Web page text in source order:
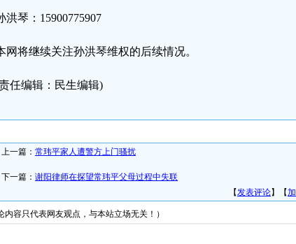
洪琴：15900775907
网将继续关注孙洪琴维权的后续情况。
任编辑：民生编辑)
上一篇： 常玮平家人遭警方上门骚扰
下一篇： 谢阳律师在探望常玮平父母过程中失联
【发表评论】【
内容只代表网友观点，与本站立场无关！）